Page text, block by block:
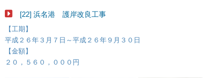
[22] 浜名港 護岸改良工事
【工期】
平成２６年３月７日～平成２６年９月３０日
【金額】
２０，５６０，０００円